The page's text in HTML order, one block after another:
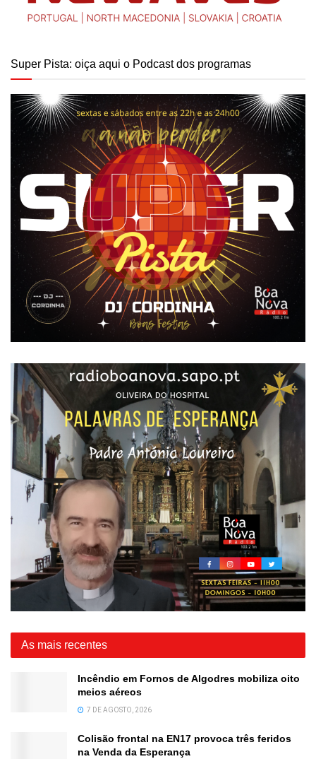
Super Pista: oiça aqui o Podcast dos programas
As mais recentes
Incêndio em Fornos de Algodres mobiliza oito
meios aéreos
7 DE AGOSTO, 2026
Colisão frontal na EN17 provoca três feridos
na Venda da Esperança